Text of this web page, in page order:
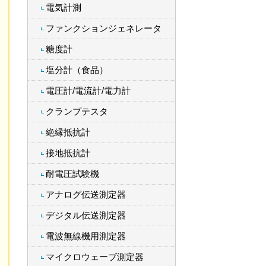
電気計測
ファンクションジェネレータ
糖度計
塩分計（食品）
電圧計/電流計/電力計
クランプテスタ
絶縁抵抗計
接地抵抗計
耐電圧試験機
アナログ伝送測定器
デジタル伝送測定器
電波無線機用測定器
マイクロウェーブ測定器